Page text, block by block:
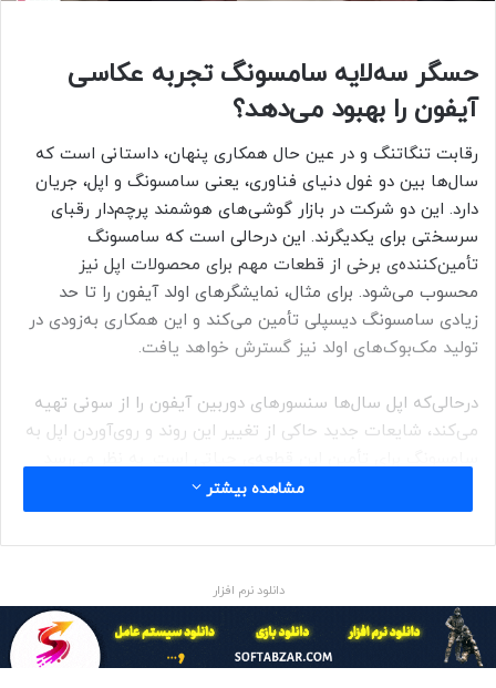
حسگر سه‌لایه سامسونگ تجربه عکاسی
آیفون را بهبود می‌دهد؟
رقابت تنگاتنگ و در عین‌ حال همکاری پنهان، داستانی است که
سال‌ها بین دو غول دنیای فناوری، یعنی سامسونگ و اپل، جریان
دارد. این دو شرکت در بازار گوشی‌های هوشمند پرچم‌دار رقبای
سرسختی برای یکدیگرند. این درحالی است که سامسونگ
تأمین‌کننده‌ی برخی از قطعات مهم برای محصولات اپل نیز
محسوب می‌شود. برای مثال، نمایشگرهای اولد آیفون را تا حد
زیادی سامسونگ دیسپلی تأمین می‌کند و این همکاری به‌زودی در
تولید مک‌بوک‌های اولد نیز گسترش خواهد یافت.
درحالی‌که اپل سال‌ها سنسورهای دوربین آیفون را از سونی تهیه
می‌کند، شایعات جدید حاکی از تغییر این روند و روی‌آوردن اپل به
سامسونگ با توسعه‌ی فناوری جدیدی، قصد دارد جایگاه ویژه‌ای در
زنجیره‌ی تأمین اپل پیدا کند.
سامسونگ در حال توسعه‌ی سنسور تصویر سه‌لایه با پیکربندی
PD-TR-Logic برای اپل است. ادعا می‌شود این سنسور از
سنسورهای Exmor RS فعلی سونی که در آیفون‌ها استفاده
مشاهده بیشتر
دانلود نرم افزار